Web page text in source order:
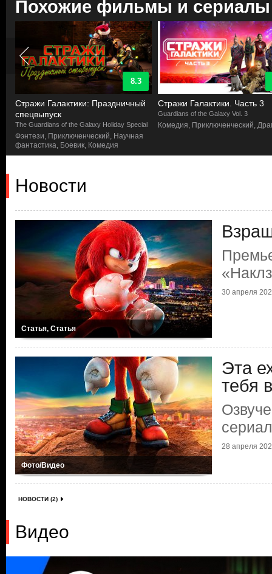
Похожие фильмы и сериалы
8.3
Стражи Галактики: Праздничный
спецвыпуск
The Guardians of the Galaxy Holiday Special
Фэнтези, Приключенческий, Научная
фантастика, Боевик, Комедия
Стражи Галактики. Часть 3
Guardians of the Galaxy Vol. 3
Комедия, Приключенческий,
Новости
Статья, Статья
30 апреля
Фото/Видео
Эта
тебя
28 апреля
НОВОСТИ (2)
Видео